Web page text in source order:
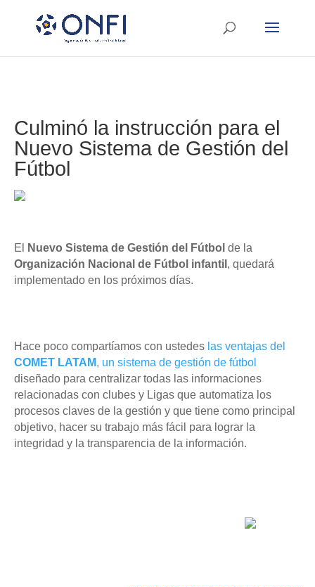
Culminó la instrucción para el
Nuevo Sistema de Gestión del
Fútbol
El Nuevo Sistema de Gestión del Fútbol de la
Organización Nacional de Fútbol infantil , quedará
implementado en los próximos días.
Hace poco compartíamos con ustedes las ventajas del
COMET LATAM, un sistema de gestión de fútbol
diseñado para centralizar todas las informaciones
relacionadas con clubes y Ligas que automatiza los
procesos claves de la gestión y que tiene como principal
objetivo, hacer su trabajo más fácil para lograr la
integridad y la transparencia de la información.